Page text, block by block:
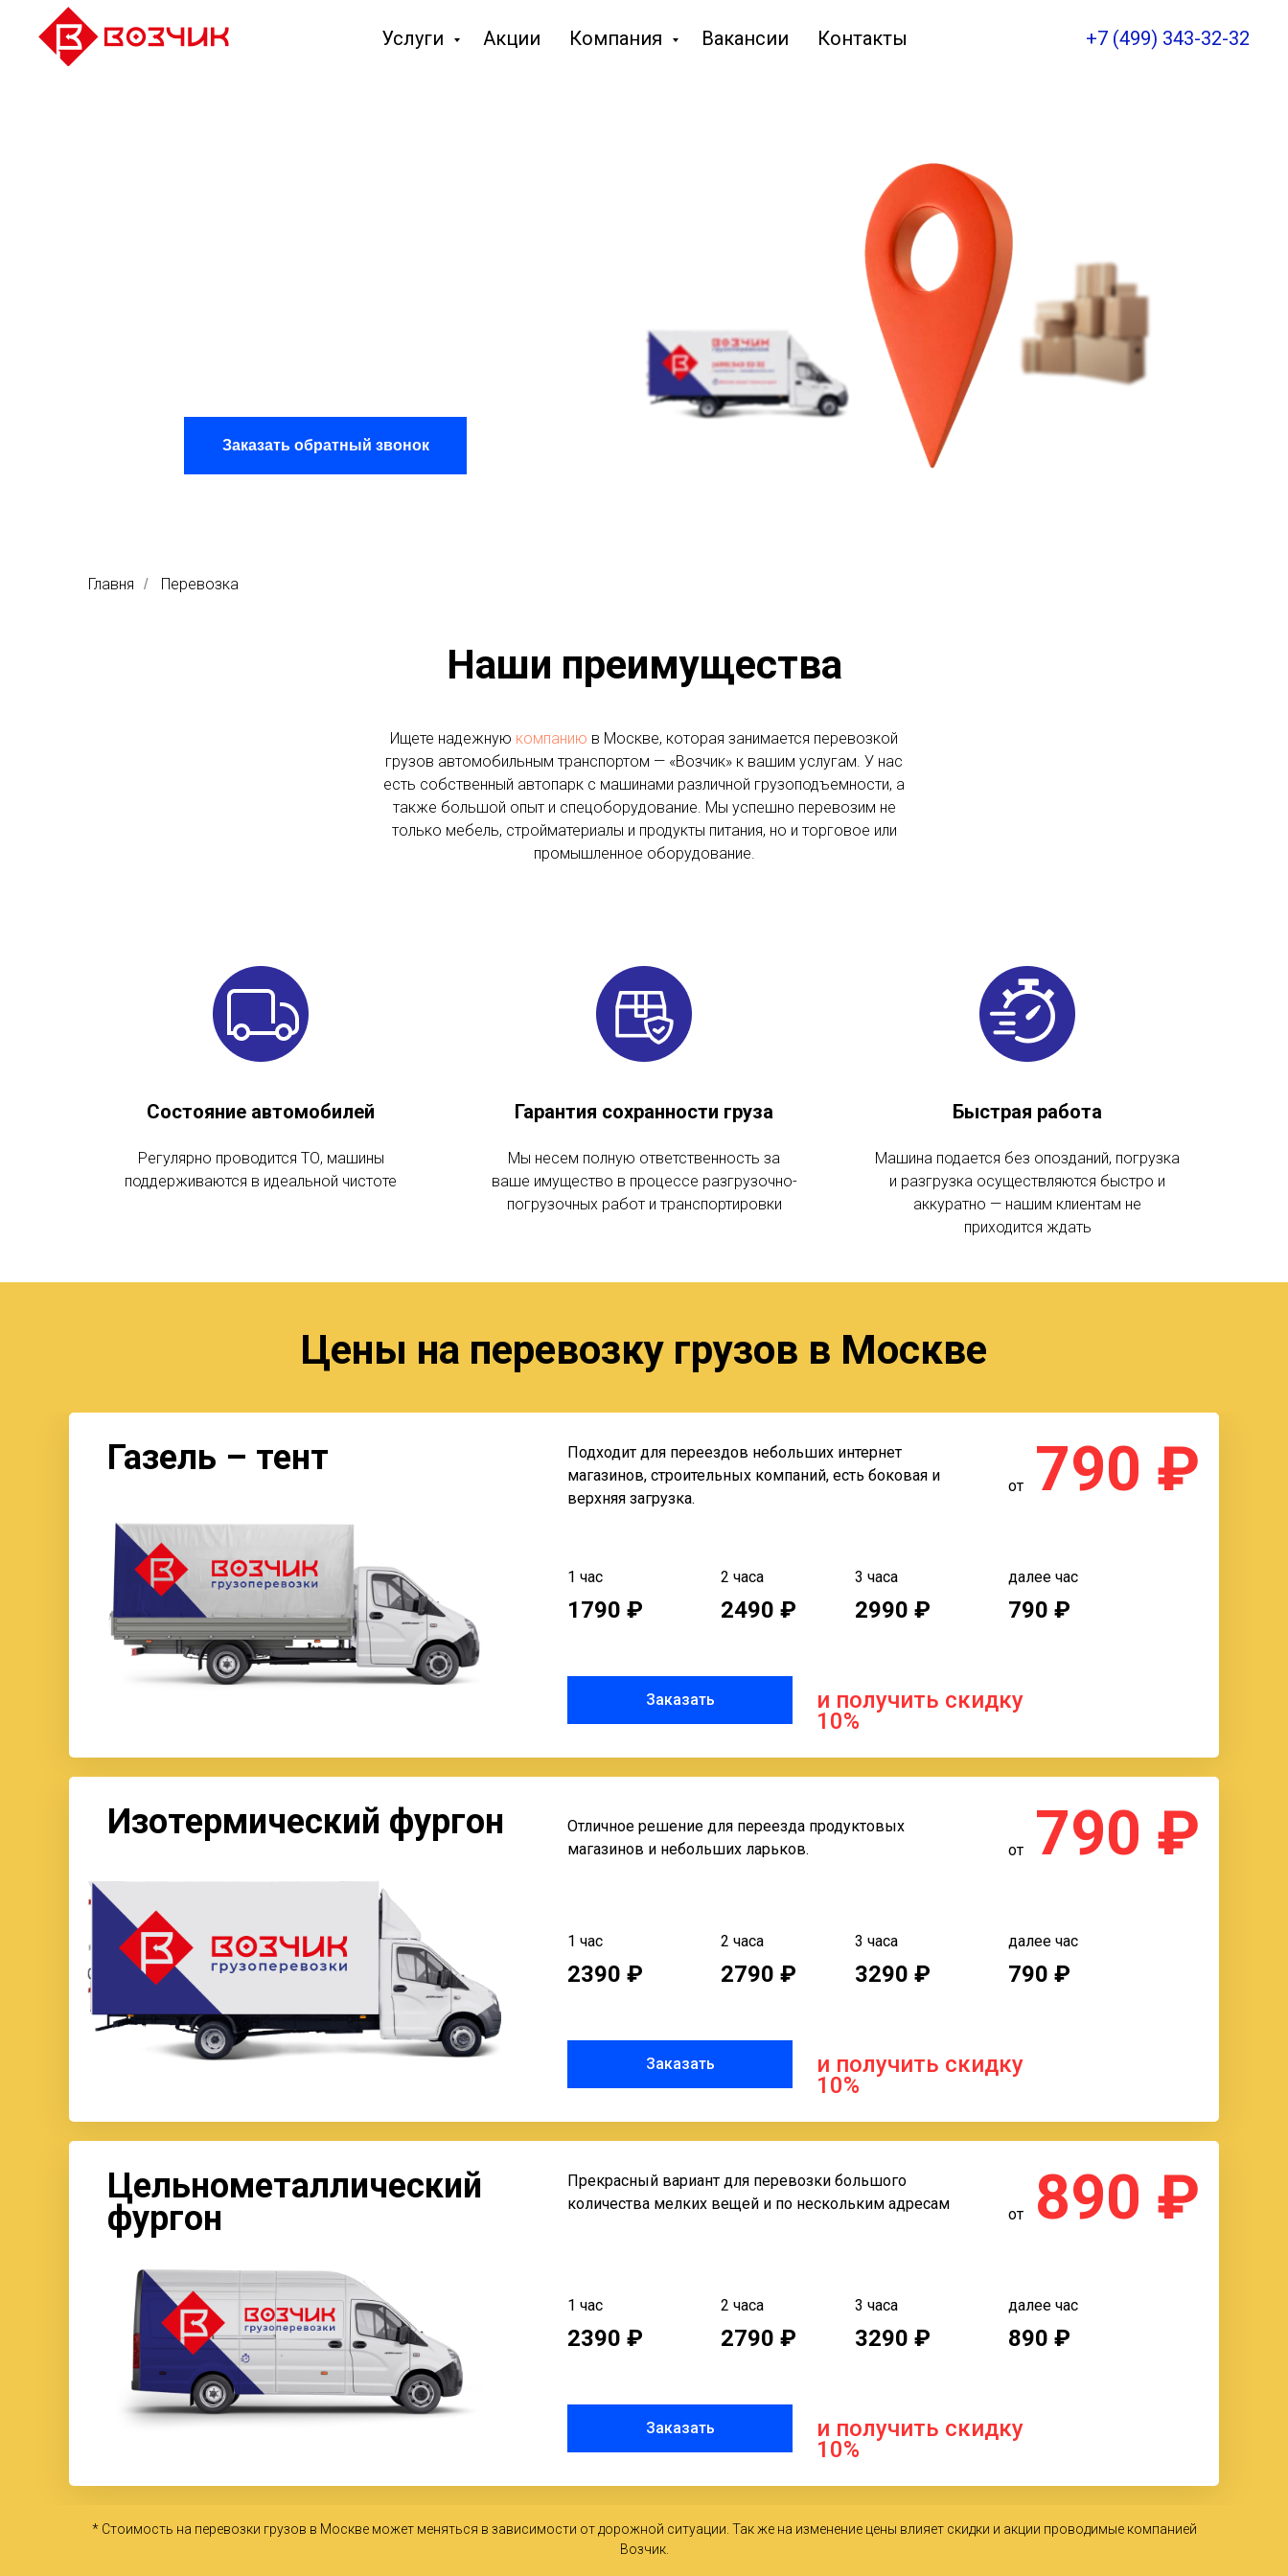
Услуги Акции Компания Вакансии Контакты +7 (499) 343-32-32
Заказать обратный звонок
Главня / Перевозка
Наши преимущества
Ищете надежную компанию в Москве, которая занимается перевозкой
грузов автомобильным транспортом — «Возчик» к вашим услугам. У нас
есть собственный автопарк с машинами различной грузоподъемности, а
также большой опыт и спецоборудование. Мы успешно перевозим не
только мебель, стройматериалы и продукты питания, но и торговое или
промышленное оборудование.
Состояние автомобилей
Регулярно проводится ТО, машины
поддерживаются в идеальной чистоте
Гарантия сохранности груза
Мы несем полную ответственность за
ваше имущество в процессе разгрузочно-
погрузочных работ и транспортировки
Быстрая работа
Машина подается без опозданий, погрузка
и разгрузка осуществляются быстро и
аккуратно — нашим клиентам не
приходится ждать
Цены на перевозку грузов в Москве
Газель – тент 790 ₽
Подходит для переездов небольших интернет
магазинов, строительных компаний, есть боковая и
верхняя загрузка.
от
1790 ₽
Заказать
2490 ₽
2 часа
2990 ₽
3 часа
790 ₽
далее час
и получить скидку
10%
1 час
Изотермический фургон 790 ₽
от
2390 ₽
Заказать
2790 ₽
2 часа
3290 ₽
3 часа
790 ₽
далее час
и получить скидку
10%
1 час
Отличное решение для переезда продуктовых
магазинов и небольших ларьков.
Цельнометаллический
фургон
890 ₽
Прекрасный вариант для перевозки большого
количества мелких вещей и по нескольким адресам
от
2390 ₽
Заказать
2790 ₽
2 часа
3290 ₽
3 часа
890 ₽
далее час
и получить скидку
10%
1 час
* Стоимость на перевозки грузов в Москве может меняться в зависимости от дорожной ситуации. Так же на изменение цены влияет скидки и акции проводимые компанией
Возчик.